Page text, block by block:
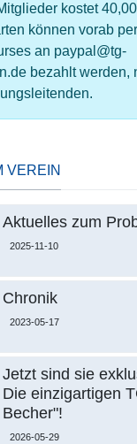
kostet
können vorab
an paypal@tg-
bezahlt werden,
VEREIN
Aktuelles zum
2025-11-10
Chronik
2023-05-17
Jetzt sind sie
Die einzigartigen
Becher"!
2026-05-29